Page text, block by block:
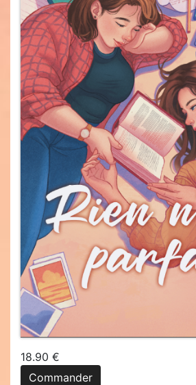
18.90 €
Commander